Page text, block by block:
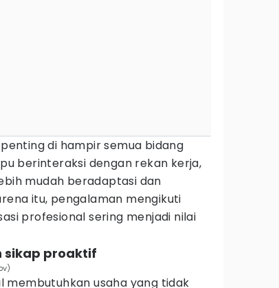
di hampir semua bidang
berinteraksi dengan rekan kerja,
mudah beradaptasi dan
itu, pengalaman mengikuti
profesional sering menjadi nilai
sikap proaktif
membutuhkan usaha yang tidak